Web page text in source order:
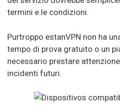
termini e le condizioni.
Purtroppo estanVPN non ha
tempo di prova gratuito o un
necessario prestare
incidenti futuri.